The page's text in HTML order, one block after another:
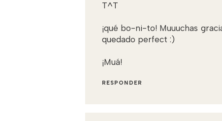
T^T
¡qué bo-ni-to! Muuuchas
quedado perfect :)
¡Muá!
RESPONDER